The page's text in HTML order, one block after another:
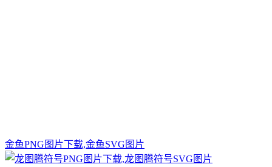
金鱼PNG图片下载,金鱼SVG图片